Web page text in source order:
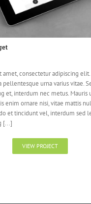
amet, consectetur adipiscing
pellentesque urna varius vitae.
et, interdum nec metus. Mauris
enim ornare nisi, vitae mattis
et tincidunt vel, interdum sed
[...]
VIEW PROJECT